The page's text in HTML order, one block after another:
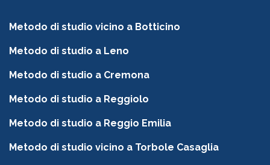
Metodo di studio vicino a Botticino
Metodo di studio a Leno
Metodo di studio a Cremona
Metodo di studio a Reggiolo
Metodo di studio a Reggio Emilia
Metodo di studio vicino a Torbole Casaglia